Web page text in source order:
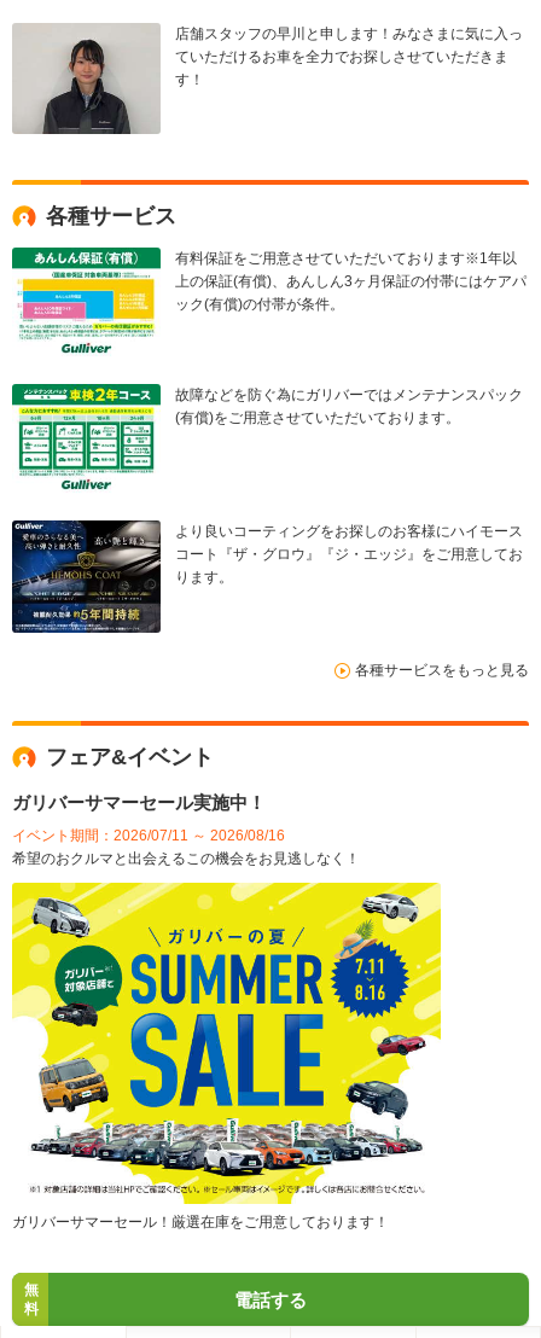
店舗スタッフの早川と申します！みなさまに気に入っ
ていただけるお車を全力でお探しさせていただきま
す！
各種サービス
有料保証をご用意させていただいております※1年以
上の保証(有償)、あんしん3ヶ月保証の付帯にはケアパ
ック(有償)の付帯が条件。
故障などを防ぐ為にガリバーではメンテナンスパック
(有償)をご用意させていただいております。
より良いコーティングをお探しのお客様にハイモース
コート『ザ・グロウ』『ジ・エッジ』をご用意してお
ります。
各種サービスをもっと見る
フェア&イベント
ガリバーサマーセール実施中！
イベント期間：2026/07/11 ～ 2026/08/16
希望のおクルマと出会えるこの機会をお見逃しなく！
ガリバーサマーセール！厳選在庫をご用意しております！
無
料
電話する